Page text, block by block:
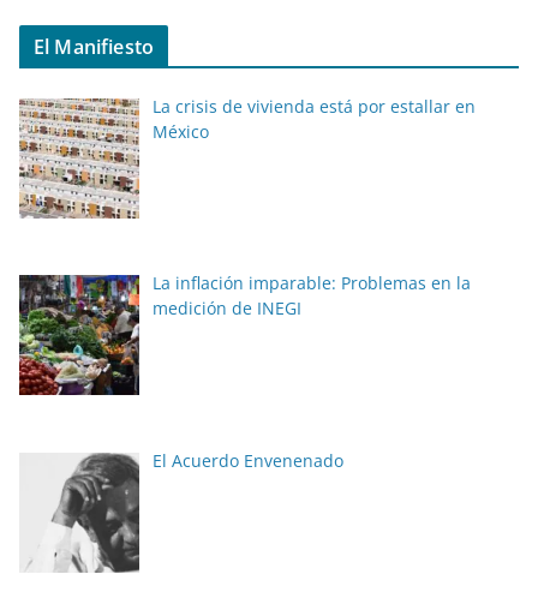
El Manifiesto
La crisis de vivienda está por estallar en
México
La inflación imparable: Problemas en la
medición de INEGI
El Acuerdo Envenenado